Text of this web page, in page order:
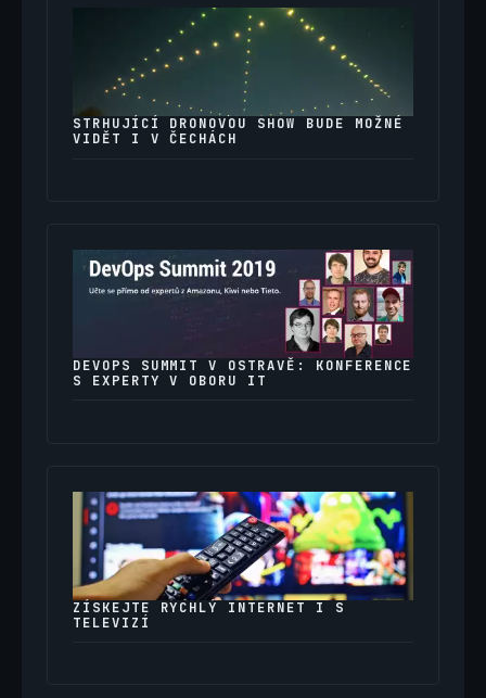
STRHUJÍCÍ DRONOVOU SHOW BUDE MOŽNÉ
VIDĚT I V ČECHÁCH
DEVOPS SUMMIT V OSTRAVĚ: KONFERENCE
S EXPERTY V OBORU IT
ZÍSKEJTE RYCHLÝ INTERNET I S
TELEVIZÍ